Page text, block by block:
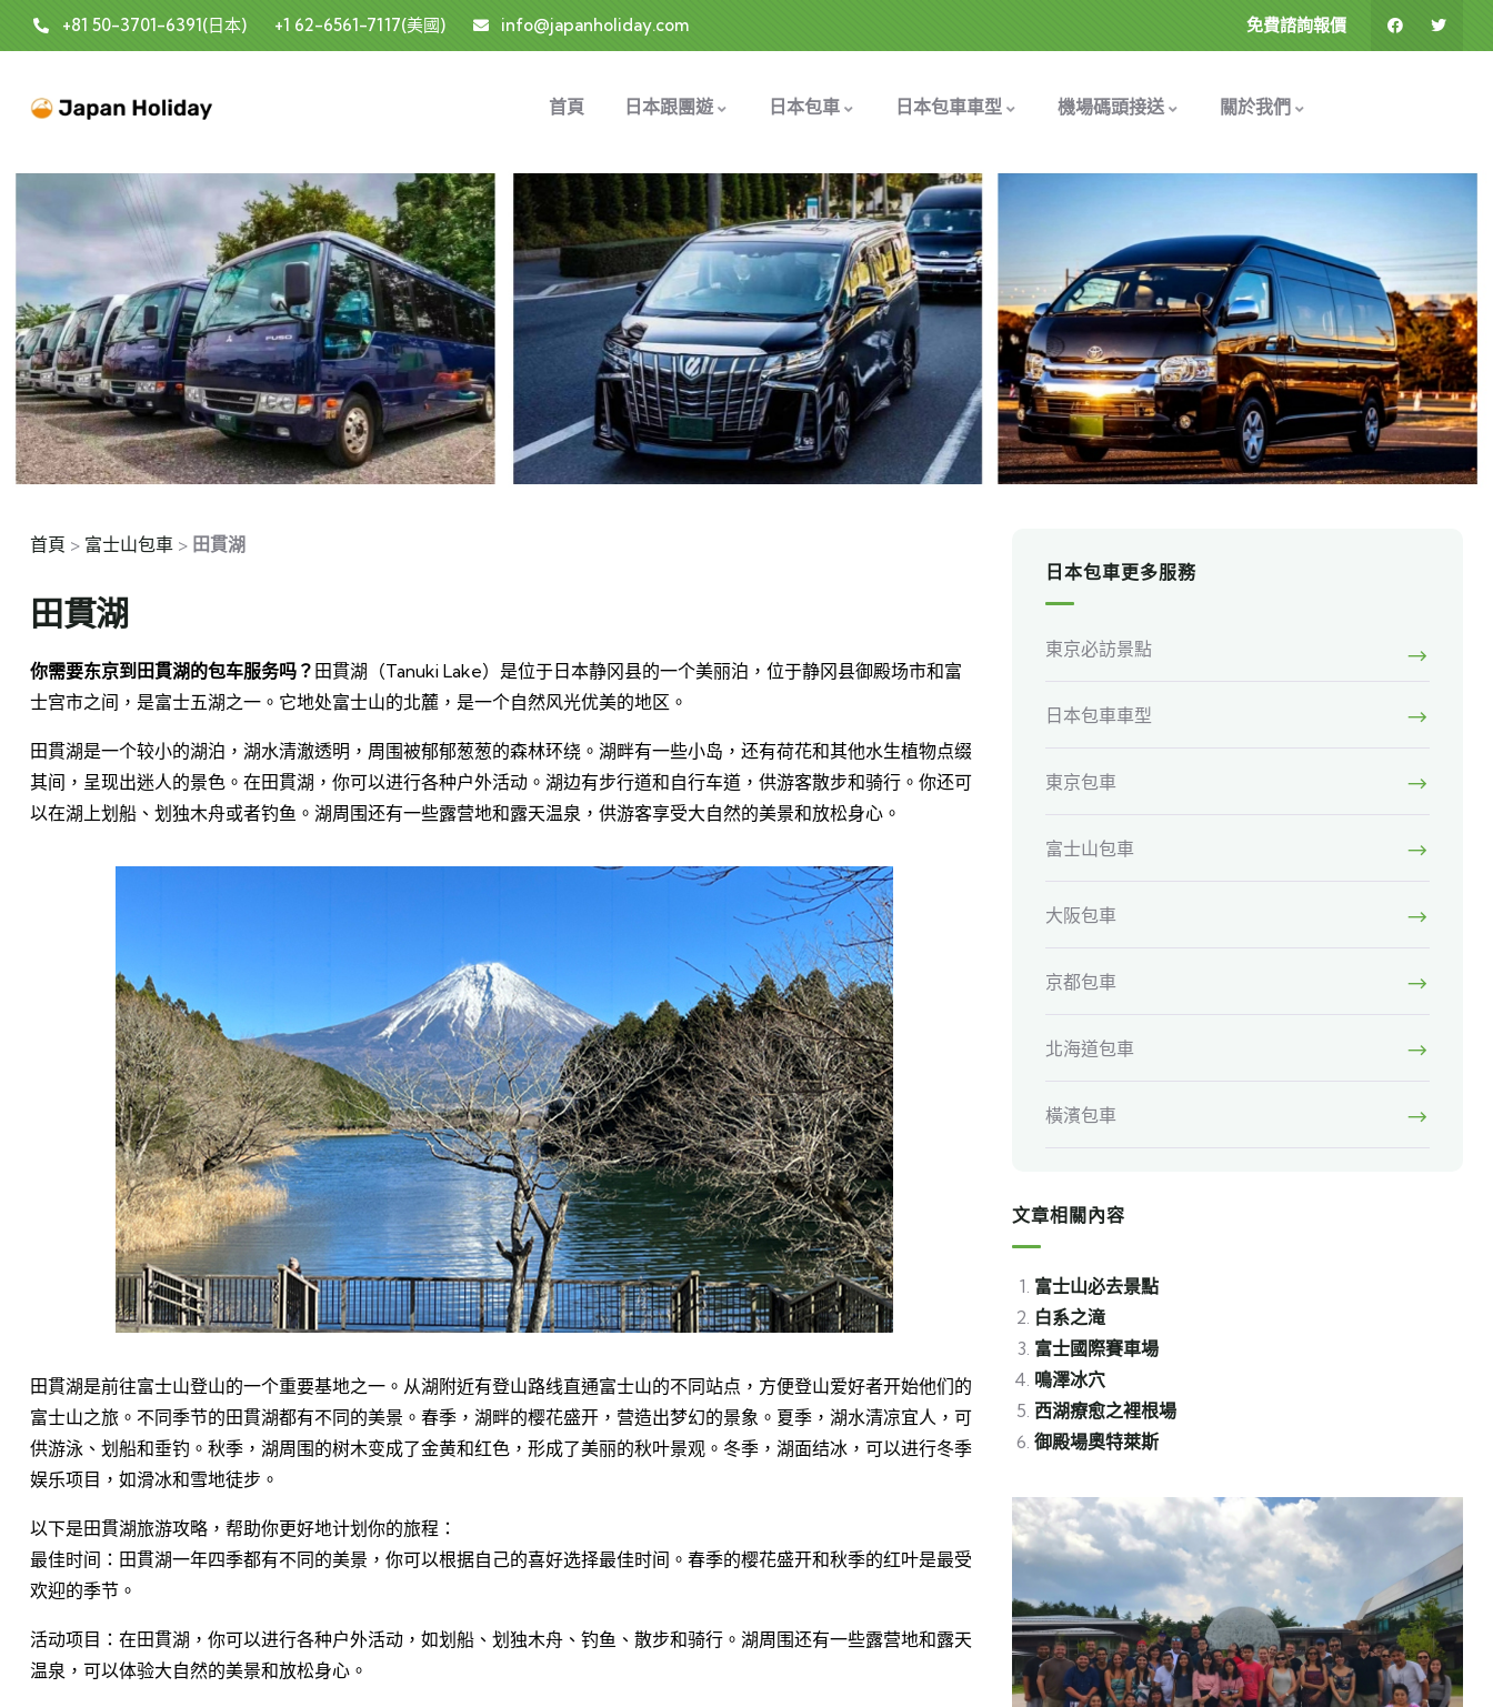
+81 50-3701-6391(日本) +1 62-6561-7117(美國) info@japanholiday.com 免費諮詢報價
首頁 日本跟團遊 日本包車 日本包車車型 機場碼頭接送 關於我們
首頁 > 富士山包車 > 田貫湖
田貫湖
你需要东京到田貫湖的包车服务吗？ 田貫湖（Tanuki Lake）是位于日本静冈县的一个美丽泊，位于静冈县御殿场市和富
士宫市之间，是富士五湖之一。它地处富士山的北麓，是一个自然风光优美的地区。
田貫湖是一个较小的湖泊，湖水清澈透明，周围被郁郁葱葱的森林环绕。湖畔有一些小岛，还有荷花和其他水生植物点缀
其间，呈现出迷人的景色。在田貫湖，你可以进行各种户外活动。湖边有步行道和自行车道，供游客散步和骑行。你还可
以在湖上划船、划独木舟或者钓鱼。湖周围还有一些露营地和露天温泉，供游客享受大自然的美景和放松身心。
田貫湖是前往富士山登山的一个重要基地之一。从湖附近有登山路线直通富士山的不同站点，方便登山爱好者开始他们的
富士山之旅。不同季节的田貫湖都有不同的美景。春季，湖畔的樱花盛开，营造出梦幻的景象。夏季，湖水清凉宜人，可
供游泳、划船和垂钓。秋季，湖周围的树木变成了金黄和红色，形成了美丽的秋叶景观。冬季，湖面结冰，可以进行冬季
娱乐项目，如滑冰和雪地徒步。
以下是田貫湖旅游攻略，帮助你更好地计划你的旅程：
最佳时间：田貫湖一年四季都有不同的美景，你可以根据自己的喜好选择最佳时间。春季的樱花盛开和秋季的红叶是最受
欢迎的季节。
活动项目：在田貫湖，你可以进行各种户外活动，如划船、划独木舟、钓鱼、散步和骑行。湖周围还有一些露营地和露天
温泉，可以体验大自然的美景和放松身心。
日本包車更多服務
東京必訪景點
日本包車車型
東京包車
富士山包車
大阪包車
京都包車
北海道包車
橫濱包車
文章相關內容
富士山必去景點
白系之滝
富士國際賽車場
鳴澤冰穴
西湖療愈之裡根場
御殿場奧特萊斯